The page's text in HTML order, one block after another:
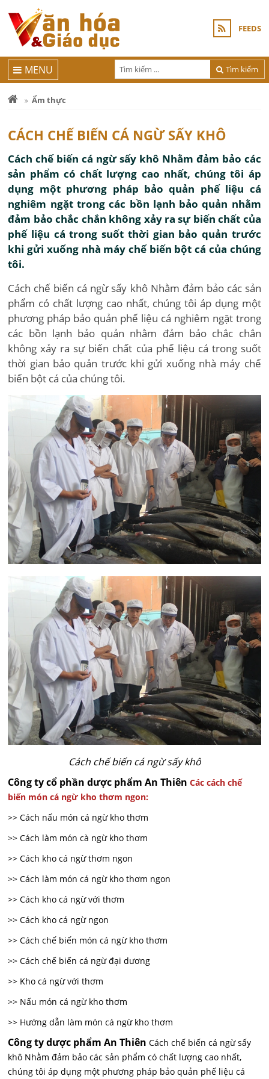
FEEDS
Tìm kiếm
MENU
Ẩm thực
CÁCH CHẾ BIẾN CÁ NGỪ SẤY KHÔ
Cách chế biến cá ngừ sấy khô Nhằm đảm bảo các
sản phẩm có chất lượng cao nhất, chúng tôi áp
dụng một phương pháp bảo quản phế liệu cá
nghiêm ngặt trong các bồn lạnh bảo quản nhằm
đảm bảo chắc chắn không xảy ra sự biến chất của
phế liệu cá trong suốt thời gian bảo quản trước
khi gửi xuống nhà máy chế biến bột cá của chúng
tôi.
Cách chế biến cá ngừ sấy khô Nhằm đảm bảo các sản
phẩm có chất lượng cao nhất, chúng tôi áp dụng một
phương pháp bảo quản phế liệu cá nghiêm ngặt trong
các bồn lạnh bảo quản nhằm đảm bảo chắc chắn
không xảy ra sự biến chất của phế liệu cá trong suốt
thời gian bảo quản trước khi gửi xuống nhà máy chế
biến bột cá của chúng tôi.
Cách chế biến cá ngừ sấy khô
Công ty cổ phần dược phẩm An ThiênCác cách chế
biến món cá ngừ kho thơm ngon:
>> Cách nấu món cá ngừ kho thơm
>> Cách làm món cà ngừ kho thơm
>> Cách kho cá ngừ thơm ngon
>> Cách làm món cá ngừ kho thơm ngon
>> Cách kho cá ngừ với thơm
>> Cách kho cá ngừ ngon
>> Cách chế biến món cá ngừ kho thơm
>> Cách chế biến cá ngừ đại dương
>> Kho cá ngừ với thơm
>> Nấu món cá ngừ kho thơm
>> Hướng dẫn làm món cá ngừ kho thơm
Công ty dược phẩm An ThiênCách chế biến cá ngừ sấy
khô Nhằm đảm bảo các sản phẩm có chất lượng cao nhất,
chúng tôi áp dụng một phương pháp bảo quản phế liệu cá